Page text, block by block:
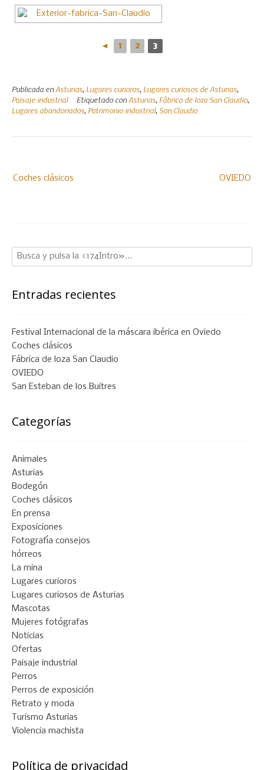
◄ 1 2 3
Publicada en Asturias, Lugares curioros, Lugares curiosos de Asturias,
Paisaje industrial
Etiquetado con Asturias, Fábrica de loza San Claudio,
Lugares abandonados, Patrimonio industrial, San Claudio
Navegación
de OVIEDO
Coches clásicos
Entradas recientes
Festival Internacional de la máscara ibérica en Oviedo
Coches clásicos
Fábrica de loza San Claudio
OVIEDO
San Esteban de los Buitres
Categorías
Animales
Asturias
Bodegón
Coches clásicos
En prensa
Exposiciones
Fotografía consejos
hórreos
La mina
Lugares curioros
Lugares curiosos de Asturias
Mascotas
Mujeres fotógrafas
Noticias
Ofertas
Paisaje industrial
Perros
Perros de exposición
Retrato y moda
Turismo Asturias
Violencia machista
Política de privacidad